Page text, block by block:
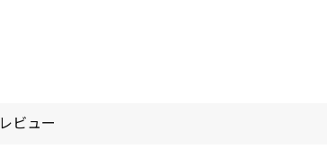
レビュー